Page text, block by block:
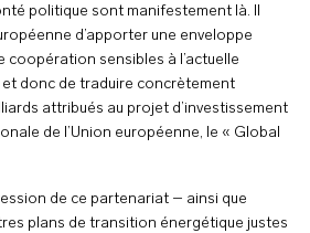
politique sont manifestement là. Il
d’apporter une enveloppe
sensibles à l’actuelle
donc de traduire concrètement
attribués au projet d’investissement
de l’Union européenne, le « Global
de ce partenariat – ainsi que
plans de transition énergétique justes